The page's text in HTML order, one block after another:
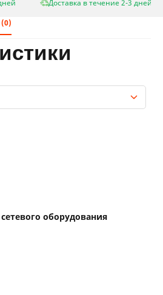
Доставка в течение 2-3 дней
оборудования